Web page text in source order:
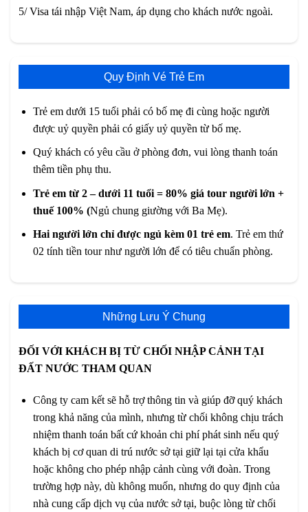
5/ Visa tái nhập Việt Nam, áp dụng cho khách nước ngoài.
Quy Định Vé Trẻ Em
Trẻ em dưới 15 tuổi phải có bố mẹ đi cùng hoặc người
được uỷ quyền phải có giấy uỷ quyền từ bố mẹ.
Quý khách có yêu cầu ở phòng đơn, vui lòng thanh toán
thêm tiền phụ thu.
Trẻ em từ 2 – dưới 11 tuổi = 80% giá tour người lớn +
thuế 100% (Ngủ chung giường với Ba Mẹ).
Hai người lớn chỉ được ngủ kèm 01 trẻ em. Trẻ em thứ
02 tính tiền tour như người lớn để có tiêu chuẩn phòng.
Những Lưu Ý Chung
ĐỐI VỚI KHÁCH BỊ TỪ CHỐI NHẬP CẢNH TẠI
ĐẤT NƯỚC THAM QUAN
Công ty cam kết sẽ hỗ trợ thông tin và giúp đỡ quý khách
trong khả năng của mình, nhưng từ chối không chịu trách
nhiệm thanh toán bất cứ khoản chi phí phát sinh nếu quý
khách bị cơ quan di trú nước sở tại giữ lại tại cửa khẩu
hoặc không cho phép nhập cảnh cùng với đoàn. Trong
trường hợp này, dù không muốn, nhưng do quy định của
nhà cung cấp dịch vụ của nước sở tại, buộc lòng từ chối